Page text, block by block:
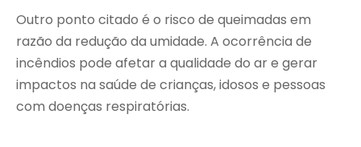
Outro ponto citado é o risco de queimadas em
razão da redução da umidade. A ocorrência de
incêndios pode afetar a qualidade do ar e gerar
impactos na saúde de crianças, idosos e pessoas
com doenças respiratórias.